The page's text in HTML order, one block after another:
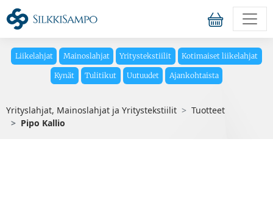
Liikelahjat Mainoslahjat Yritystekstiilit Kotimaiset liikelahjat
Kynät Tulitikut Uutuudet Ajankohtaista
Yrityslahjat, Mainoslahjat ja Yritystekstiilit
Tuotteet
Pipo Kallio